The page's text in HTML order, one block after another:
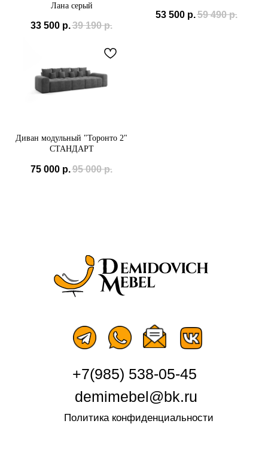
Лана серый
33 500 р.39 190 р.
53 500 р.59 490 р.
Диван модульный "Торонто 2"
СТАНДАРТ
75 000 р.95 000 р.